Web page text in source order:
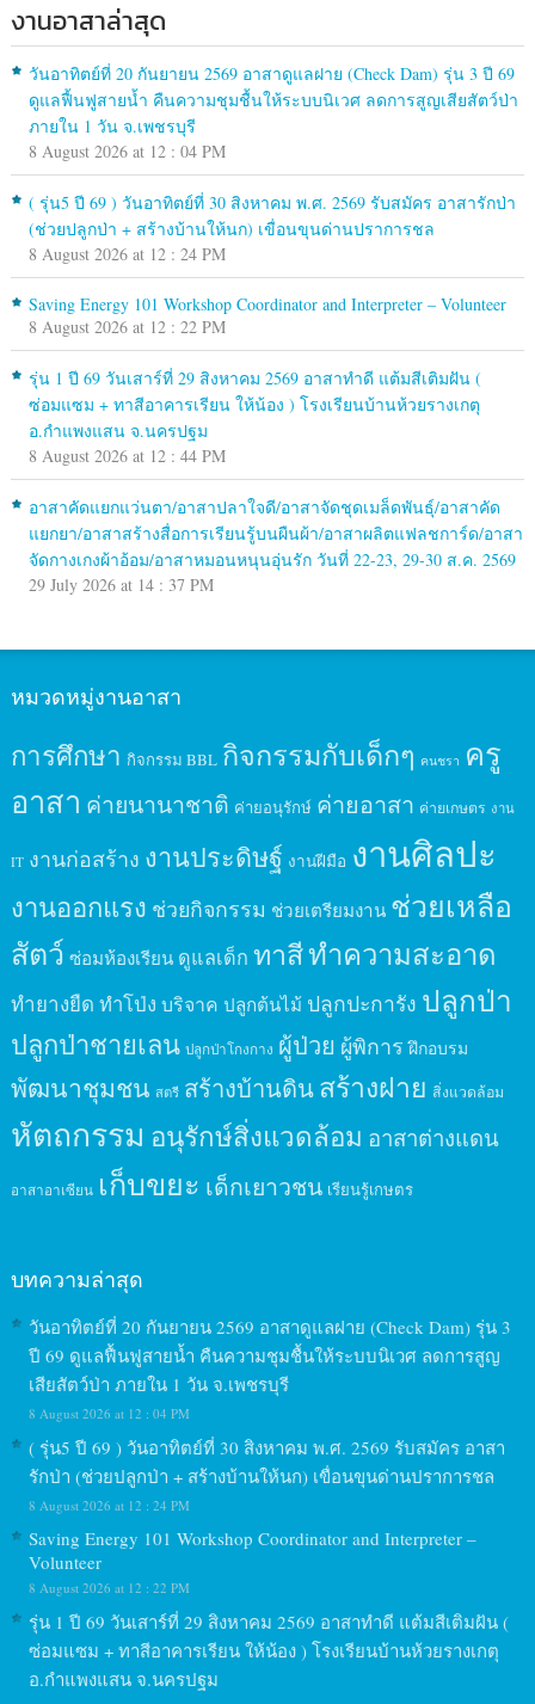
งานอาสาล่าสุด
วันอาทิตย์ที่ 20 กันยายน 2569 อาสาดูแลฝาย (Check Dam) รุ่น 3 ปี 69
ดูแลฟื้นฟูสายน้ำ คืนความชุมชื้นให้ระบบนิเวศ ลดการสูญเสียสัตว์ป่า
ภายใน 1 วัน จ.เพชรบุรี
8 August 2026 at 12 : 04 PM
( รุ่น5 ปี 69 ) วันอาทิตย์ที่ 30 สิงหาคม พ.ศ. 2569 รับสมัคร อาสารักป่า
(ช่วยปลูกป่า + สร้างบ้านให้นก) เขื่อนขุนด่านปราการชล
8 August 2026 at 12 : 24 PM
Saving Energy 101 Workshop Coordinator and Interpreter – Volunteer
8 August 2026 at 12 : 22 PM
รุ่น 1 ปี 69 วันเสาร์ที่ 29 สิงหาคม 2569 อาสาทำดี แต้มสีเติมฝัน (
ซ่อมแซม + ทาสีอาคารเรียน ให้น้อง ) โรงเรียนบ้านห้วยรางเกตุ
อ.กำแพงแสน จ.นครปฐม
8 August 2026 at 12 : 44 PM
อาสาคัดแยกแว่นตา/อาสาปลาใจดี/อาสาจัดชุดเมล็ดพันธุ์/อาสาคัด
แยกยา/อาสาสร้างสื่อการเรียนรู้บนผืนผ้า/อาสาผลิตแฟลชการ์ด/อาสา
จัดกางเกงผ้าอ้อม/อาสาหมอนหนุนอุ่นรัก วันที่ 22-23, 29-30 ส.ค. 2569
29 July 2026 at 14 : 37 PM
หมวดหมู่งานอาสา
การศึกษา กิจกรรม BBL กิจกรรมกับเด็กๆ คนชรา ครู
อาสา ค่ายนานาชาติ ค่ายอนุรักษ์ ค่ายอาสา ค่ายเกษตร งาน
IT งานก่อสร้าง งานประดิษฐ์ งานฝีมือ งานศิลปะ
งานออกแรง ช่วยกิจกรรม ช่วยเตรียมงาน ช่วยเหลือ
สัตว์ ซ่อมห้องเรียน ดูแลเด็ก ทาสีทำความสะอาด
ทำยางยืด ทำโป่ง บริจาค ปลูกต้นไม้ ปลูกปะการัง ปลูกป่า
ปลูกป่าชายเลน ปลูกป่าโกงกาง ผู้ป่วย ผู้พิการ ฝึกอบรม
พัฒนาชุมชน สตรี สร้างบ้านดินสร้างฝาย สิ่งแวดล้อม
หัตถกรรม อนุรักษ์สิ่งแวดล้อม อาสาต่างแดน
อาสาอาเซียน เก็บขยะ เด็กเยาวชน เรียนรู้เกษตร
บทความล่าสุด
วันอาทิตย์ที่ 20 กันยายน 2569 อาสาดูแลฝาย (Check Dam) รุ่น 3
ปี 69 ดูแลฟื้นฟูสายน้ำ คืนความชุมชื้นให้ระบบนิเวศ ลดการสูญ
เสียสัตว์ป่า ภายใน 1 วัน จ.เพชรบุรี
8 August 2026 at 12 : 04 PM
( รุ่น5 ปี 69 ) วันอาทิตย์ที่ 30 สิงหาคม พ.ศ. 2569 รับสมัคร อาสา
รักป่า (ช่วยปลูกป่า + สร้างบ้านให้นก) เขื่อนขุนด่านปราการชล
8 August 2026 at 12 : 24 PM
Saving Energy 101 Workshop Coordinator and Interpreter –
Volunteer
8 August 2026 at 12 : 22 PM
รุ่น 1 ปี 69 วันเสาร์ที่ 29 สิงหาคม 2569 อาสาทำดี แต้มสีเติมฝัน (
ซ่อมแซม + ทาสีอาคารเรียน ให้น้อง ) โรงเรียนบ้านห้วยรางเกตุ
อ.กำแพงแสน จ.นครปฐม